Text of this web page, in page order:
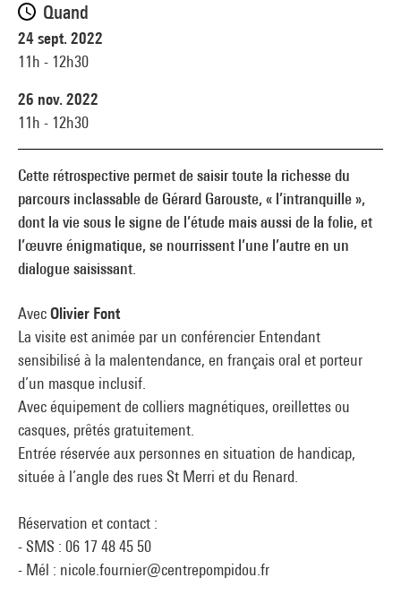
Cette rétrospective permet de saisir toute la richesse du
parcours inclassable de Gérard Garouste, « l’intranquille »,
dont la vie sous le signe de l’étude mais aussi de la folie, et
l’œuvre énigmatique, se nourrissent l’une l’autre en un
dialogue saisissant.
AvecOlivier Font
La visite est animée par un conférencier Entendant
sensibilisé à la malentendance, en français oral et porteur
d’un masque inclusif.
Avec équipement de colliers magnétiques, oreillettes ou
casques, prêtés gratuitement.
Entrée réservée aux personnes en situation de handicap,
située à l’angle des rues St Merri et du Renard.
Réservation et contact :
- SMS : 06 17 48 45 50
- Mél : nicole.fournier@centrepompidou.fr
Quand
24 sept. 2022
11h - 12h30
26 nov. 2022
11h - 12h30